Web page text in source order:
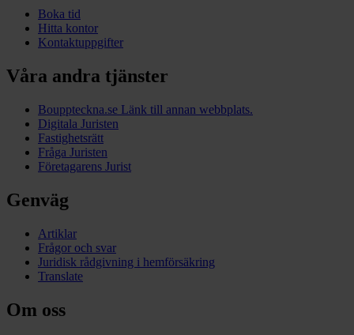
Boka tid
Hitta kontor
Kontaktuppgifter
Våra andra tjänster
Bouppteckna.se Länk till annan webbplats.
Digitala Juristen
Fastighetsrätt
Fråga Juristen
Företagarens Jurist
Genväg
Artiklar
Frågor och svar
Juridisk rådgivning i hemförsäkring
Translate
Om oss